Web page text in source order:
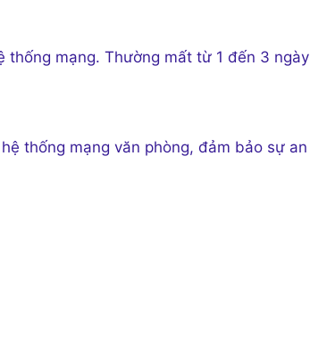
thống mạng. Thường mất từ 1 đến 3 ngày
thống mạng văn phòng, đảm bảo sự an